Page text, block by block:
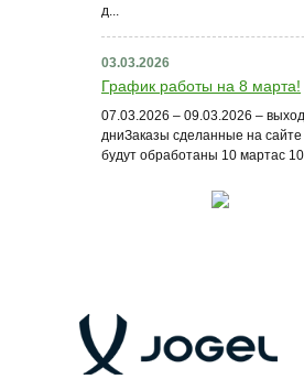
д...
03.03.2026
График работы на 8 марта!
07.03.2026 – 09.03.2026 –
дниЗаказы сделанные на сайте
будут обработаны 10 мартас